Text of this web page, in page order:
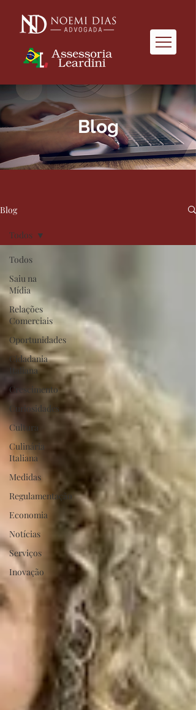
Blog
Blog
Todos
Saiu na
Mídia
Relações
Comerciais
Oportunidades
Cidadania
Italiana
Crescimento
Curiosidades
Cultura
Culinária
Italiana
Medidas
Regulamentação
Economia
Notícias
Serviços
Inovação
Todos